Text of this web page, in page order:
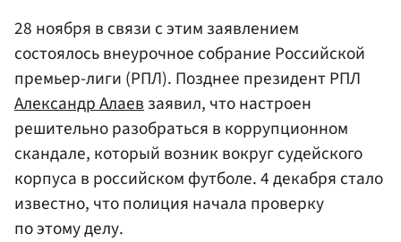
28 ноября в связи с этим заявлением
состоялось внеурочное собрание Российской
премьер-лиги (РПЛ). Позднее президент РПЛ
Александр Алаевзаявил, что настроен
решительно разобраться в коррупционном
скандале, который возник вокруг судейского
корпуса в российском футболе. 4 декабря стало
известно, что полиция начала проверку
по этому делу.